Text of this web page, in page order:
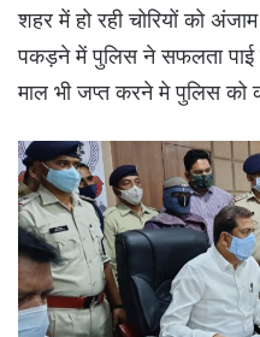
शहर में हो रही चोरियों को
पकड़ने में पुलिस ने सफलता पाई
माल भी जप्त करने मे पुलिस को